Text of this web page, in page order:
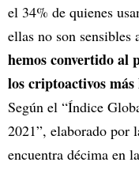
el 34% de quienes
ellas no son sensibles
hemos convertido al
los criptoactivos
Según el “Índice
2021”, elaborado por
encuentra décima en